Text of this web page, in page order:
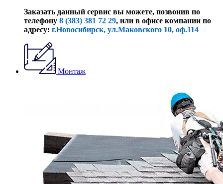
Заказать данный сервис вы можете, позвонив по
телефону 8 (383) 381 72 29, или в офисе компании по
адресу: г.Новосибирск, ул.Маковского 10, оф.114
Монтаж